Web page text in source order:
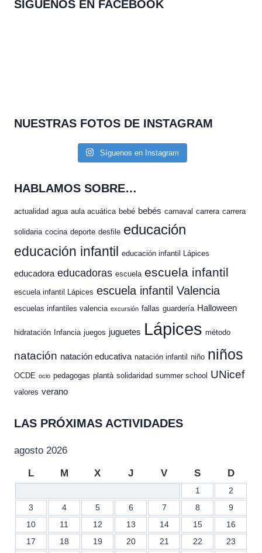
SÍGUENOS EN FACEBOOK
NUESTRAS FOTOS DE INSTAGRAM
Síguenos en Instagram
HABLAMOS SOBRE…
actualidad agua aula acuática bebé bebés carnaval carrera carrera
solidaria cocina deporte desfile educación
educación infantil educación infantil Lápices
educadora educadoras escuela escuela infantil
escuela infantil Lápices escuela infantil Valencia
escuelas infantiles valencia excursión fallas guardería Halloween
hidratación Infancia juegos juguetes Lápices método
natación natación educativa natación infantil niño niños
OCDE ocio pedagogas plantà solidaridad summer school UNicef
valores verano
LAS PRÓXIMAS ACTIVIDADES
agosto 2026
L M X J V S D
1
2
3
4 5 6 7 8
9
10
11 12 13 14 15
16
17
18 19 20 21 22
23